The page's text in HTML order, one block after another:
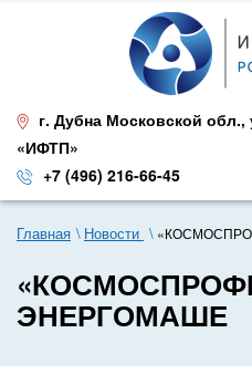
г. Дубна Московской обл.,
«ИФТП»
+7 (496) 216-66-45
Главная Новости
ЭНЕРГОМАШЕ